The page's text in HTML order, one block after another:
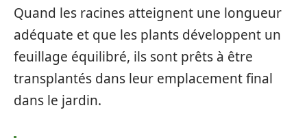
Quand les racines atteignent une longueur
adéquate et que les plants développent un
feuillage équilibré, ils sont prêts à être
transplantés dans leur emplacement final
dans le jardin.